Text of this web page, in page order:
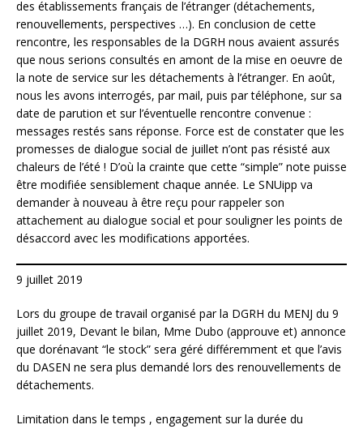
des établissements français de l’étranger (détachements,
renouvellements, perspectives …). En conclusion de cette
rencontre, les responsables de la DGRH nous avaient assurés
que nous serions consultés en amont de la mise en oeuvre de
la note de service sur les détachements à l’étranger. En août,
nous les avons interrogés, par mail, puis par téléphone, sur sa
date de parution et sur l’éventuelle rencontre convenue :
messages restés sans réponse. Force est de constater que les
promesses de dialogue social de juillet n’ont pas résisté aux
chaleurs de l’été ! D’où la crainte que cette “simple” note puisse
être modifiée sensiblement chaque année. Le SNUipp va
demander à nouveau à être reçu pour rappeler son
attachement au dialogue social et pour souligner les points de
désaccord avec les modifications apportées.
9 juillet 2019
Lors du groupe de travail organisé par la DGRH du MENJ du 9
juillet 2019, Devant le bilan, Mme Dubo (approuve et) annonce
que dorénavant “le stock” sera géré différemment et que l’avis
du DASEN ne sera plus demandé lors des renouvellements de
détachements.
Limitation dans le temps , engagement sur la durée du